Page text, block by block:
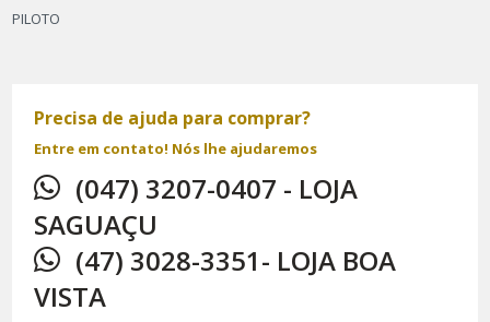
PILOTO
Precisa de ajuda para comprar?
Entre em contato! Nós lhe ajudaremos
(047) 3207-0407 - LOJA
SAGUAÇU
(47) 3028-3351- LOJA BOA
VISTA